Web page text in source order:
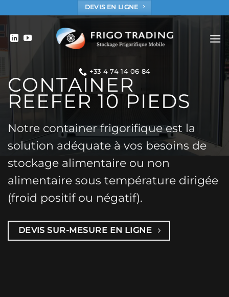
au
contenu
DEVIS EN LIGNE
+33 4 74 14 06 84
CONTAINER
REEFER 10 PIEDS
Notre container frigorifique est la
solution adéquate à vos besoins de
stockage alimentaire ou non
alimentaire sous température dirigée
(froid positif ou négatif).
DEVIS SUR-MESURE EN LIGNE